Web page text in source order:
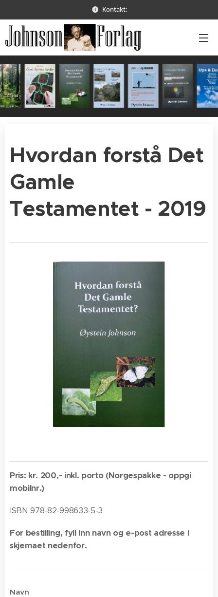
Kontakt:
Hvordan forstå Det
Gamle
Testamentet - 2019
Pris: kr. 200,- inkl. porto (Norgespakke - oppgi
mobilnr.)
ISBN 978-82-998633-5-3
For bestilling, fyll inn navn og e-post adresse i
skjemaet nedenfor.
Navn